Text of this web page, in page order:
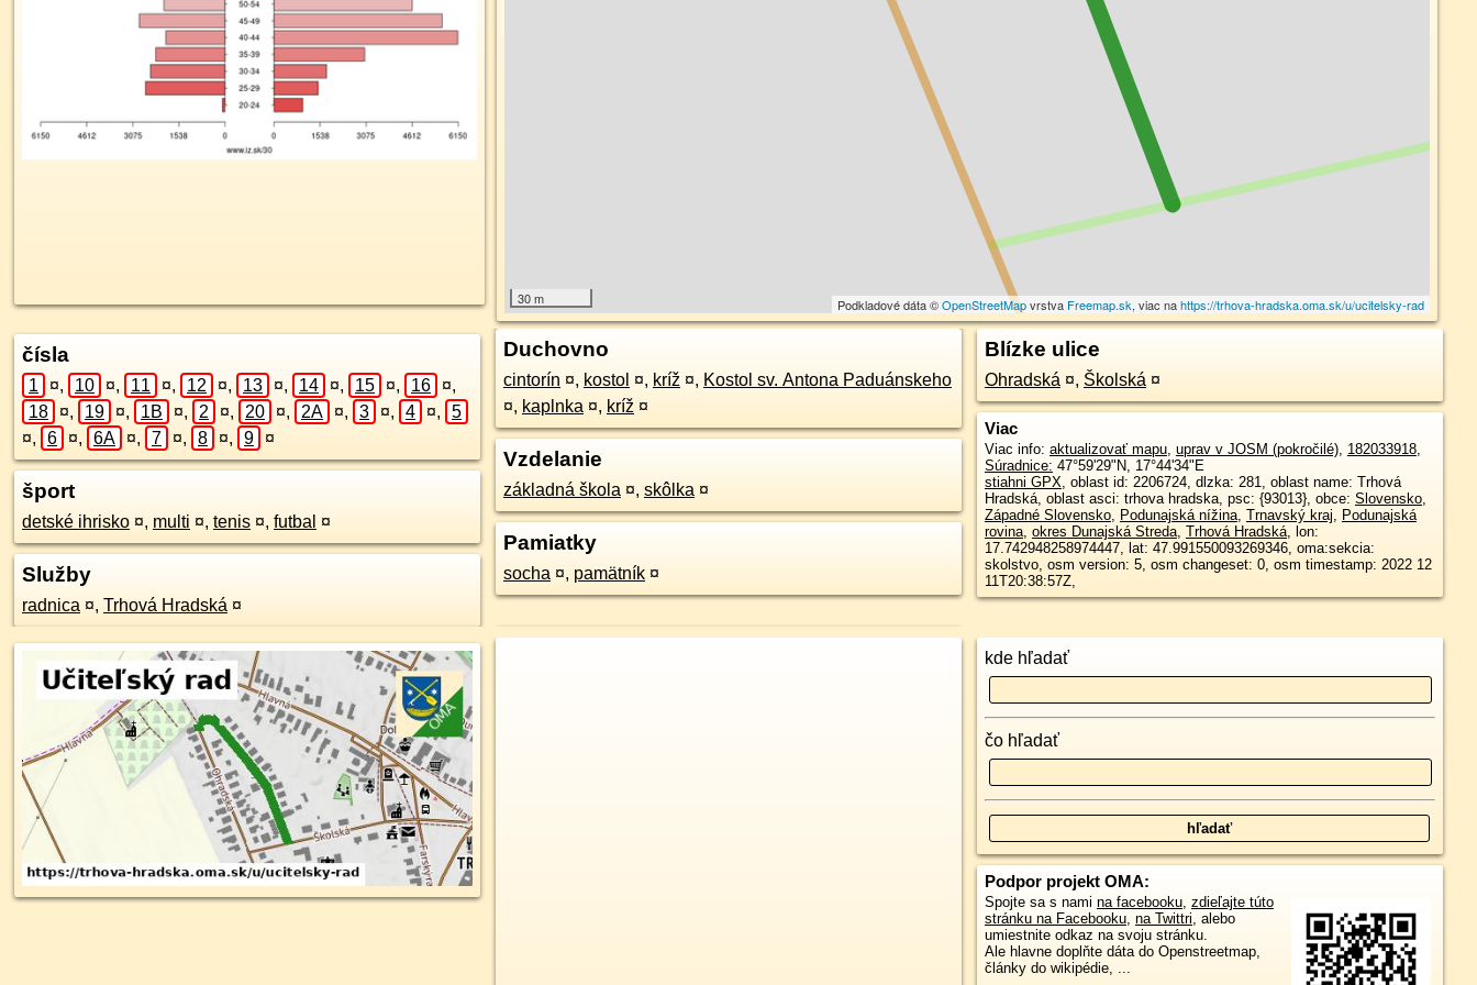
30 m Podkladové dáta ©OpenStreetMapvrstva Freemap.sk, viac nahttps://trhova-hradska.oma.sk/u/ucitelsky-rad
čísla
1 ¤, 10 ¤, 11 ¤, 12 ¤, 13 ¤, 14 ¤, 15 ¤, 16 ¤,
18
¤, 19 ¤, 1B ¤, 2 ¤, 20 ¤, 2A ¤, 3 ¤, 4 ¤,
5
¤, 6 ¤, 6A ¤, 7 ¤, 8 ¤, 9 ¤
šport
detské ihrisko ¤, multi ¤, tenis ¤, futbal ¤
Služby
radnica ¤, Trhová Hradská ¤
Duchovno
cintorín ¤, kostol ¤, kríž ¤, Kostol sv. Antona Paduánskeho
¤, kaplnka ¤, kríž ¤
Vzdelanie
základná škola ¤, skôlka ¤
Pamiatky
socha ¤, pamätník ¤
Blízke ulice
Ohradská ¤, Školská ¤
Viac
Viac info: aktualizovať mapu, uprav v JOSM (pokročilé), 182033918,
Súradnice: 47°59'29"N, 17°44'34"E
stiahni GPX, oblast id: 2206724, dlzka: 281, oblast name: Trhová
Hradská, oblast asci: trhova hradska, psc: {93013}, obce: Slovensko,
Západné Slovensko, Podunajská nížina, Trnavský kraj, Podunajská
rovina, okres Dunajská Streda, Trhová Hradská, lon:
17.742948258974447, lat: 47.991550093269346, oma:sekcia:
skolstvo, osm version: 5, osm changeset: 0, osm timestamp: 2022 12
11T20:38:57Z,
kde hľadať
čo hľadať
Podpor projekt OMA:
Spojte sa s nami na facebooku, zdieľajte túto
stránku na Facebooku, na Twittri, alebo
umiestnite odkaz na svoju stránku.
Ale hlavne doplňte dáta do Openstreetmap,
články do wikipédie, ...